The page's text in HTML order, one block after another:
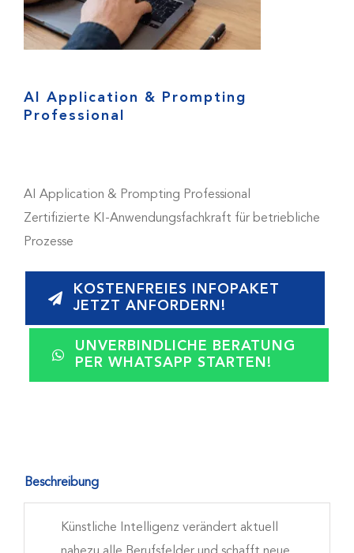
AI Application & Prompting
Professional
AI Application & Prompting Professional
Zertifizierte KI-Anwendungsfachkraft für betriebliche
Prozesse
KOSTENFREIES INFOPAKET
JETZT ANFORDERN!
UNVERBINDLICHE BERATUNG
PER WHATSAPP STARTEN!
Beschreibung
Künstliche Intelligenz verändert aktuell